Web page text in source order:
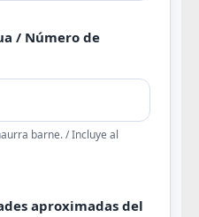
/ Número de
barne. / Incluye al
aproximadas del